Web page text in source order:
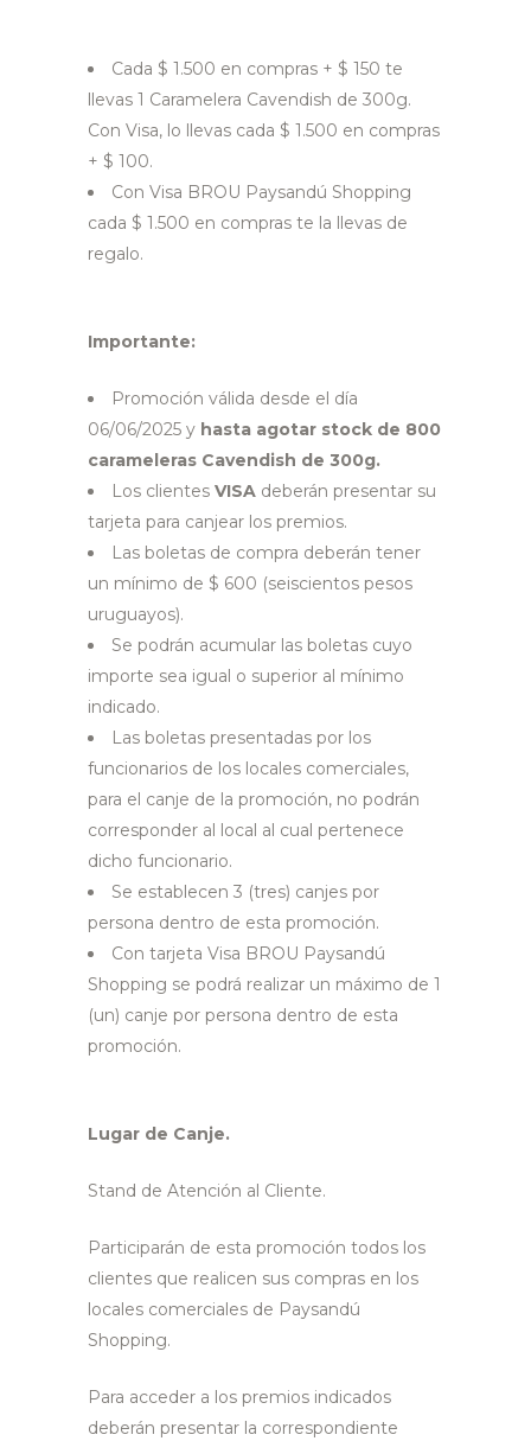
Cada $ 1.500 en compras + $ 150 te
llevas 1 Caramelera Cavendish de 300g.
Con Visa, lo llevas cada $ 1.500 en compras
+ $ 100.
Con Visa BROU Paysandú Shopping
cada $ 1.500 en compras te la llevas de
regalo.
Importante:
Promoción válida desde el día
06/06/2025 y hasta agotar stock de 800
carameleras Cavendish de 300g.
Los clientes VISA deberán presentar su
tarjeta para canjear los premios.
Las boletas de compra deberán tener
un mínimo de $ 600 (seiscientos pesos
uruguayos).
Se podrán acumular las boletas cuyo
importe sea igual o superior al mínimo
indicado.
Las boletas presentadas por los
funcionarios de los locales comerciales,
para el canje de la promoción, no podrán
corresponder al local al cual pertenece
dicho funcionario.
Se establecen 3 (tres) canjes por
persona dentro de esta promoción.
Con tarjeta Visa BROU Paysandú
Shopping se podrá realizar un máximo de 1
(un) canje por persona dentro de esta
promoción.
Lugar de Canje.
Stand de Atención al Cliente.
Participarán de esta promoción todos los
clientes que realicen sus compras en los
locales comerciales de Paysandú
Shopping.
Para acceder a los premios indicados
deberán presentar la correspondiente